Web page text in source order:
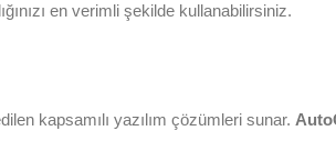
en verimli şekilde kullanabilirsiniz.
kapsamılı yazılım çözümleri sunar.